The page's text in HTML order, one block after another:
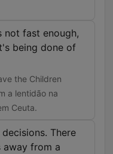
not fast enough,
being done of
the Children
a lentidão na
Ceuta.
There
away from a